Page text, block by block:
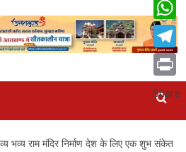
भव्य राम मंदिर निर्माण देश के लिए एक शुभ संकेत
Print
Share